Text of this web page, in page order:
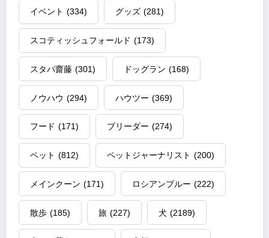
イベント (334) グッズ (281)
スコティッシュフォールド (173)
スタパ齋藤 (301) ドッグラン (168)
ノウハウ (294) ハウツー (369)
フード (171) ブリーダー (274)
ペット (812) ペットジャーナリスト (200)
メインクーン (171) ロシアンブルー (222)
散歩 (185) 旅 (227) 犬 (2189)